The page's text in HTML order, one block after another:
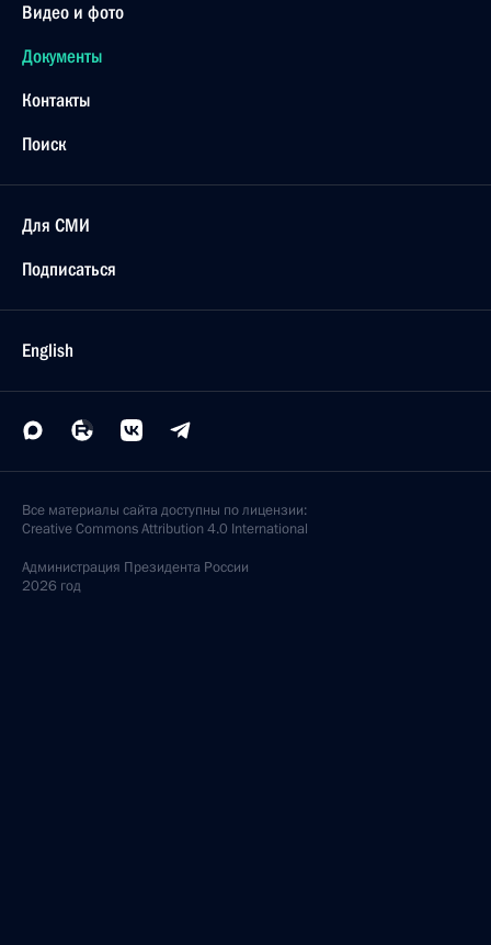
Видео и фото
Документы
Контакты
Поиск
Для СМИ
Подписаться
English
Все материалы сайта доступны по лицензии:
Creative Commons Attribution 4.0 International
Администрация Президента России
2026 год